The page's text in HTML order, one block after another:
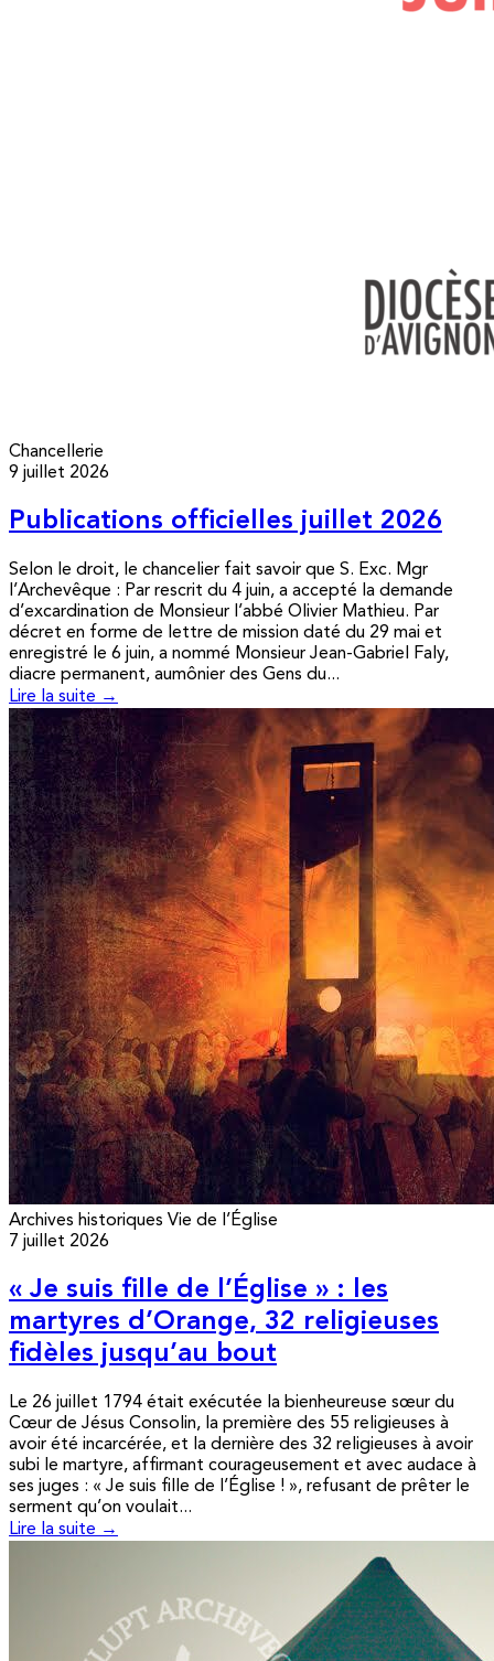
Chancellerie
9 juillet 2026
Publications officielles juillet 2026
Selon le droit, le chancelier fait savoir que S. Exc. Mgr
l’Archevêque : Par rescrit du 4 juin, a accepté la demande
d’excardination de Monsieur l’abbé Olivier Mathieu. Par
décret en forme de lettre de mission daté du 29 mai et
enregistré le 6 juin, a nommé Monsieur Jean-Gabriel Faly,
diacre permanent, aumônier des Gens du...
Lire la suite →
Archives historiques Vie de l’Église
7 juillet 2026
« Je suis fille de l’Église » : les
martyres d’Orange, 32 religieuses
fidèles jusqu’au bout
Le 26 juillet 1794 était exécutée la bienheureuse sœur du
Cœur de Jésus Consolin, la première des 55 religieuses à
avoir été incarcérée, et la dernière des 32 religieuses à avoir
subi le martyre, affirmant courageusement et avec audace à
ses juges : « Je suis fille de l’Église ! », refusant de prêter le
serment qu’on voulait...
Lire la suite →